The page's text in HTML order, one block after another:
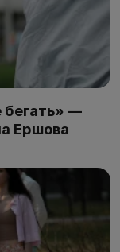
бегать» —
Ершова